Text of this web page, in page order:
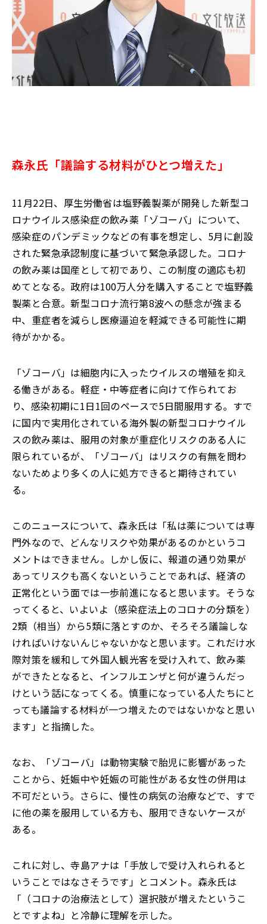
森永氏「議論する材料がひとつ増えた」
11月22日、厚生労働省は塩野義製薬が開発した新型コ
ロナウイルス感染症の飲み薬「ゾコーバ」について、
感染症のパンデミックなどの有事を想定し、5月に創設
された緊急承認制度に基づいて緊急承認した。コロナ
の飲み薬は国産として初であり、この制度の適応も初
めてとなる。政府は100万人分を購入することで塩野義
製薬と合意。新型コロナ流行第8波への懸念が強まる
中、重症者を減らし医療逼迫を軽減できる可能性に期
待がかかる。
「ゾコーバ」は細胞内に入ったウイルスの増殖を抑え
る働きがある。軽症・中等症者に向けて作られてお
り、感染初期に1日1回のペースで5日間服用する。すで
に国内で実用化されている海外製の新型コロナウイル
スの飲み薬は、服用の対象が重症化リスクのある人に
限られているが、「ゾコーバ」はリスクの有無を問わ
ないためより多くの人に処方できると期待されてい
る。
このニュースについて、森永氏は「私は薬については専
門外なので、どんなリスクや効果があるのかというコ
メントはできません。しかし仮に、報道の通り効果が
あってリスクも高くないということであれば、経済の
正常化という面では一歩前進になると思います。そうな
ってくると、いよいよ（感染症法上のコロナの分類を）
2類（相当）から5類に落とすのか、そろそろ議論しな
ければいけないんじゃないかなと思います。これだけ水
際対策を緩和して外国人観光客を受け入れて、飲み薬
ができたとなると、インフルエンザと何が違うんだっ
けという話になってくる。慎重になっている人たちにと
っても議論する材料が一つ増えたのではないかなと思い
ます」と指摘した。
なお、「ゾコーバ」は動物実験で胎児に影響があった
ことから、妊娠中や妊娠の可能性がある女性の併用は
不可だという。さらに、慢性の病気の治療などで、すで
に他の薬を服用している方も、服用できないケースが
ある。
これに対し、寺島アナは「手放しで受け入れられると
いうことではなさそうです」とコメント。森永氏は
「（コロナの治療法として）選択肢が増えたというこ
とですよね」と冷静に理解を示した。